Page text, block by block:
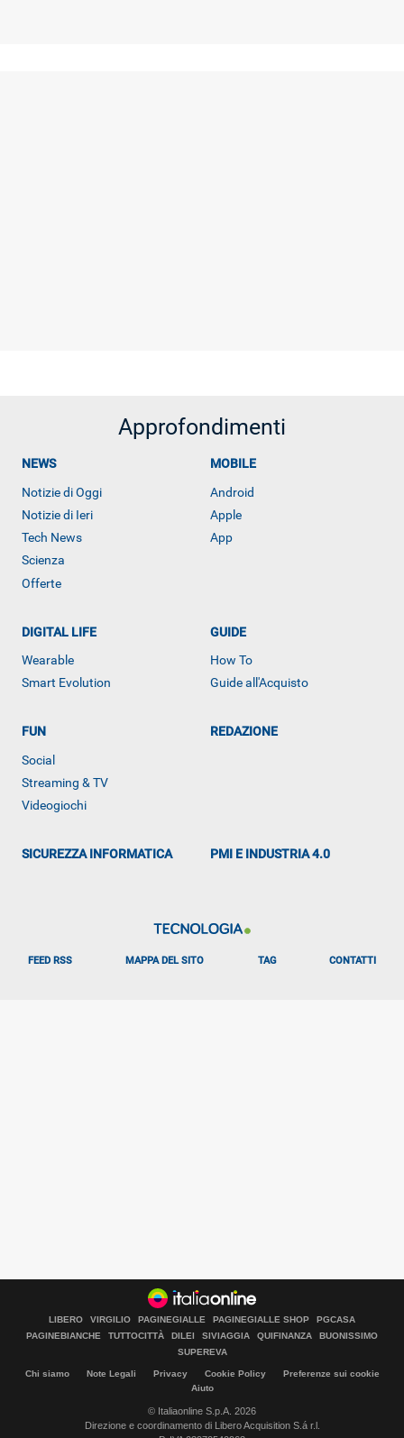
ALTRO
Approfondimenti
NEWS
Notizie di Oggi
Notizie di Ieri
Tech News
Scienza
Offerte
MOBILE
Android
Apple
App
DIGITAL LIFE
Wearable
Smart Evolution
GUIDE
How To
Guide all'Acquisto
FUN
Social
Streaming & TV
Videogiochi
REDAZIONE
SICUREZZA INFORMATICA PMI E INDUSTRIA 4.0
FEED RSS MAPPA DEL SITO TAG CONTATTI
LIBERO VIRGILIO PAGINEGIALLE PAGINEGIALLE SHOP
PGCASA
PAGINEBIANCHE
TUTTOCITTÀ DILEI SIVIAGGIA QUIFINANZA
BUONISSIMO
SUPEREVA
Chi siamo Note Legali Privacy Cookie Policy
Preferenze sui cookie
Aiuto
© Italiaonline S.p.A. 2026
Direzione e coordinamento di Libero Acquisition S.á r.l.